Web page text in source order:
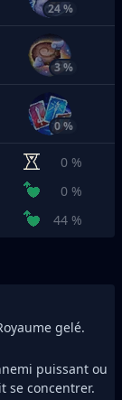
24 %
3 %
0 %
0 %
0 %
44 %
gelé.
puissant ou
se concentrer.